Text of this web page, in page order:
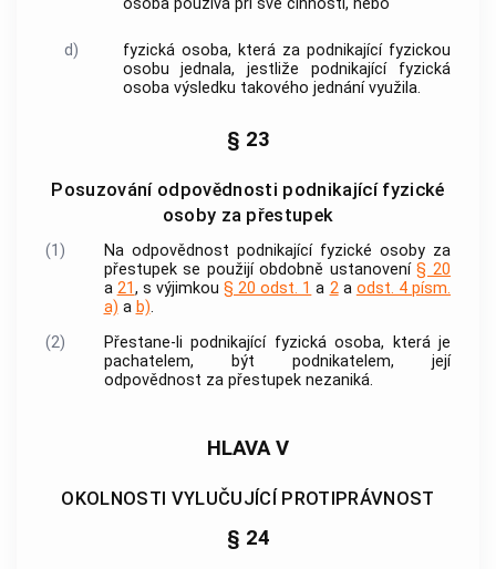
osoba používá při své činnosti, nebo
d)
fyzická osoba, která za podnikající fyzickou
osobu jednala, jestliže podnikající fyzická
osoba výsledku takového jednání využila.
§ 23
Posuzování odpovědnosti podnikající fyzické
osoby za přestupek
(1)
Na odpovědnost podnikající fyzické osoby za
přestupek se použijí obdobně ustanovení§ 20
a 21, s výjimkou § 20 odst. 1 a 2a odst. 4 písm.
a) a b).
(2)
Přestane-li podnikající fyzická osoba, která je
pachatelem, být podnikatelem, její
odpovědnost za přestupek nezaniká.
HLAVA V
OKOLNOSTI VYLUČUJÍCÍ PROTIPRÁVNOST
§ 24